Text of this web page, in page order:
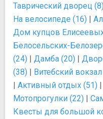
Таврический дворец
На велосипеде (16) |
Дом купцов
Белосельских-
(24) | Дамба (20) |
(38) | Витебский
| Активный отдых (51) |
Мотопрогулки (22) |
Квесты для большой